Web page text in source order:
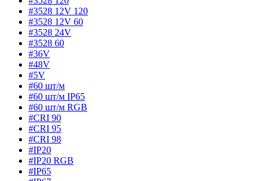
#3528 12V 120
#3528 12V 60
#3528 24V
#3528 60
#36V
#48V
#5V
#60 шт/м
#60 шт/м IP65
#60 шт/м RGB
#CRI 90
#CRI 95
#CRI 98
#IP20
#IP20 RGB
#IP65